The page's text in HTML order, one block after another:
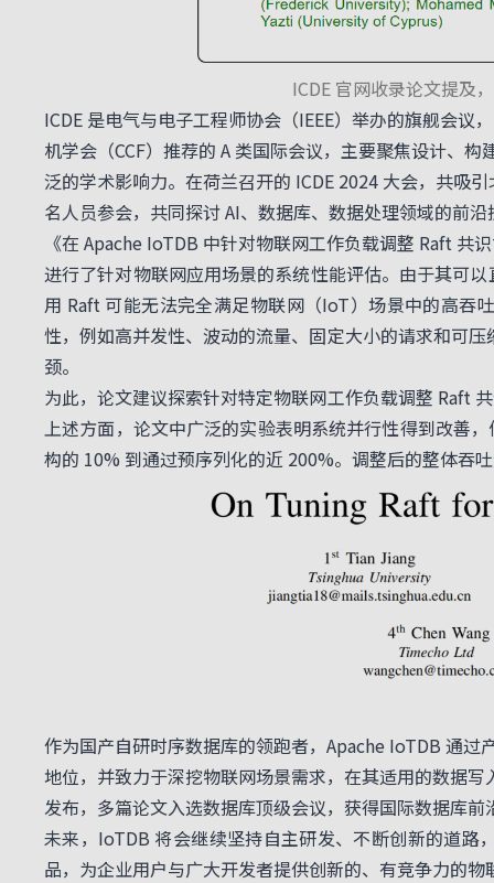
ICDE 官网收录论文提及
ICDE 是电气与电子工程师协会（IEEE）举办的旗舰会议
机学会（CCF）推荐的 A 类国际会议，主要聚焦设计、
泛的学术影响力。在荷兰召开的 ICDE 2024 大会，共吸
名人员参会，共同探讨 AI、数据库、数据处理领域的前
《在 Apache IoTDB 中针对物联网工作负载调整 Raft 共
进行了针对物联网应用场景的系统性能评估。由于其可
用 Raft 可能无法完全满足物联网（IoT）场景中的高吞
性，例如高并发性、波动的流量、固定大小的请求和可
颈。
为此，论文建议探索针对特定物联网工作负载调整 Raft
上述方面，论文中广泛的实验表明系统并行性得到改善
构的 10% 到通过预序列化的近 200%。调整后的整体吞
作为国产自研时序数据库的领跑者，Apache IoTDB 通
地位，并致力于深挖物联网场景需求，在其适用的数据
发布，多篇论文入选数据库顶级会议，获得国际数据库
未来，IoTDB 将会继续坚持自主研发、不断创新的道
品，为企业用户与广大开发者提供创新的、有竞争力的